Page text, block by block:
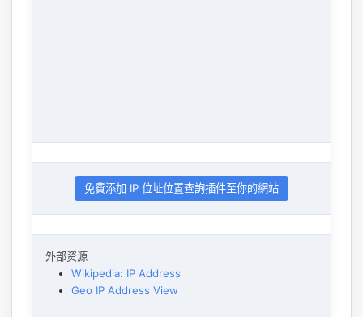
免費添加 IP 位址位置查詢插件至你的網站
外部资源
Wikipedia: IP Address
Geo IP Address View